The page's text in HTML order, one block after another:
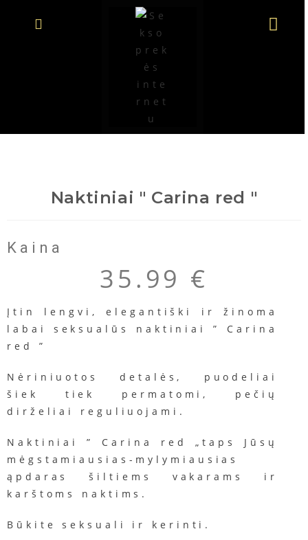
Naktiniai " Carina red "
Kaina
35.99 €
Įtin lengvi, elegantiški ir žinoma
labai seksualūs naktiniai ” Carina
red ”
Nėriniuotos detalės, p uodeliai
šiek
tiek permatomi,
pečių
dirželiai
reguliuojami.
Naktiniai ” Carina red „taps Jūsų
mėgstamiausias-mylymiausias
ąpdaras šiltiems vakarams ir
karštoms naktims.
Būkite seksuali ir kerinti.